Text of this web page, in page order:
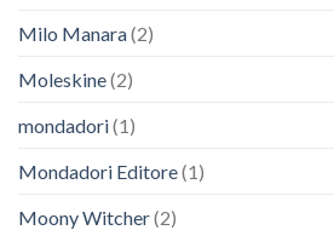
Milo Manara(2)
Moleskine(2)
mondadori(1)
Mondadori Editore(1)
Moony Witcher(2)